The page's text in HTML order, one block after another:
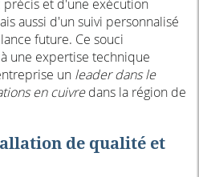
et d'une exécution
aussi d'un suivi personnalisé
future. Ce souci
une expertise technique
un leader dans le
en cuivredans la région de
de qualité et